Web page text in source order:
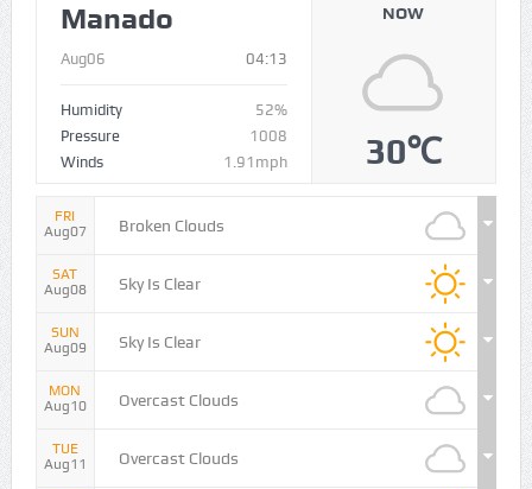
Manado
Aug06 04:13
Humidity
52%
Pressure
1008
Winds
1.91mph
NOW
30℃
FRI
Aug07
Broken Clouds
SAT
Aug08
Sky Is Clear
SUN
Aug09
Sky Is Clear
MON
Aug10
Overcast Clouds
TUE
Aug11
Overcast Clouds